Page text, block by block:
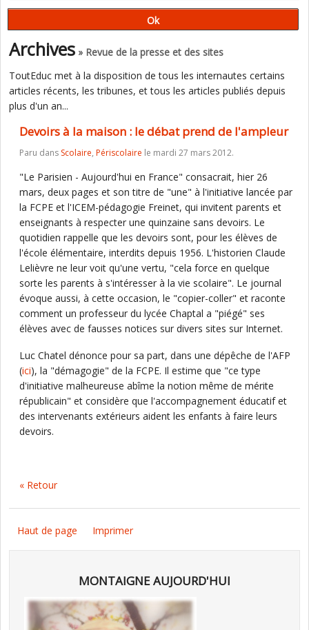
Archives » Revue de la presse et des sites
ToutEduc met à la disposition de tous les internautes certains
articles récents, les tribunes, et tous les articles publiés depuis
plus d'un an...
Devoirs à la maison : le débat prend de l'ampleur
Paru dans Scolaire, Périscolaire le mardi 27 mars 2012.
"Le Parisien - Aujourd'hui en France" consacrait, hier 26
mars, deux pages et son titre de "une" à l'initiative lancée par
la FCPE et l'ICEM-pédagogie Freinet, qui invitent parents et
enseignants à respecter une quinzaine sans devoirs. Le
quotidien rappelle que les devoirs sont, pour les élèves de
l'école élémentaire, interdits depuis 1956. L'historien Claude
Lelièvre ne leur voit qu'une vertu, "cela force en quelque
sorte les parents à s'intéresser à la vie scolaire". Le journal
évoque aussi, à cette occasion, le "copier-coller" et raconte
comment un professeur du lycée Chaptal a "piégé" ses
élèves avec de fausses notices sur divers sites sur Internet.
Luc Chatel dénonce pour sa part, dans une dépêche de l'AFP
(ici), la "démagogie" de la FCPE. Il estime que "ce type
d'initiative mal­heu­reuse abîme la notion même de mérite
répu­bli­cain" et considère que l'accompagnement éducatif et
des intervenants extérieurs aident les enfants à faire leurs
devoirs.
« Retour
Haut de page Imprimer
MONTAIGNE AUJOURD'HUI